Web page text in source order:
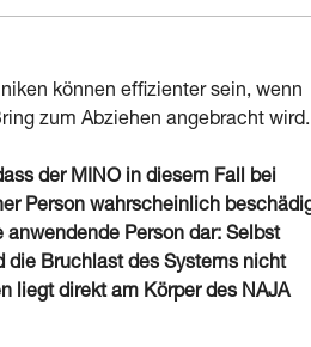
können effizienter sein, wenn
zum Abziehen angebracht wird.
der MINO in diesem Fall bei
Person wahrscheinlich
Person dar: Selbst
die Bruchlast des Systems nicht
liegt direkt am Körper des NAJA